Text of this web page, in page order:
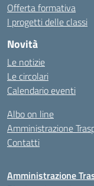
Offerta formativa
I progetti delle classi
Novità
Le notizie
Le circolari
Calendario eventi
Albo on line
Amministrazione
Contatti
Amministrazione